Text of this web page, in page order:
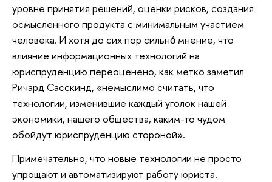
уровне принятия решений, оценки рисков, создания
осмысленного продукта с минимальным участием
человека. И хотя до сих пор сильно́ мнение, что
влияние информационных технологий на
юриспруденцию переоценено, как метко заметил
Ричард Сасскинд, «немыслимо считать, что
технологии, изменившие каждый уголок нашей
экономики, нашего общества, каким-то чудом
обойдут юриспруденцию стороной».
Примечательно, что новые технологии не просто
упрощают и автоматизируют работу юриста.